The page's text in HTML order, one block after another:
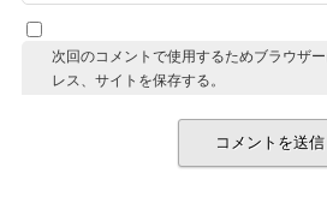
次回のコメントで使用するためブラウザ
レス、サイトを保存する。